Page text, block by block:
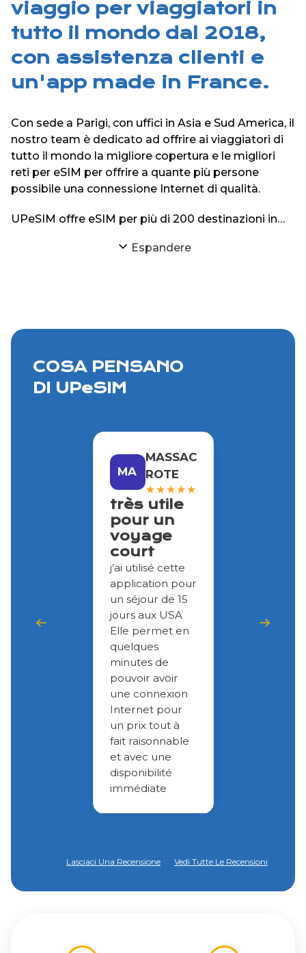
viaggio per viaggiatori in
tutto il mondo dal 2018,
con assistenza clienti e
un'app made in France.
Con sede a Parigi, con uffici in Asia e Sud America, il
nostro team è dedicato ad offrire ai viaggiatori di
tutto il mondo la migliore copertura e le migliori
reti per eSIM per offrire a quante più persone
possibile una connessione Internet di qualità.
UPeSIM offre eSIM per più di 200 destinazioni in
applicazioni iPhone e Android.
Espandere
COSA PENSANO
DI UPeSIM
MA
MASSAC
ROTE
★★★★★
très utile
pour un
voyage
court
j’ai utilisé cette
application pour
un séjour de 15
jours aux USA
Elle permet en
quelques
minutes de
pouvoir avoir
une connexion
Internet pour
un prix tout à
fait raisonnable
et avec une
disponibilité
immédiate
Lasciaci Una Recensione Vedi Tutte Le Recensioni